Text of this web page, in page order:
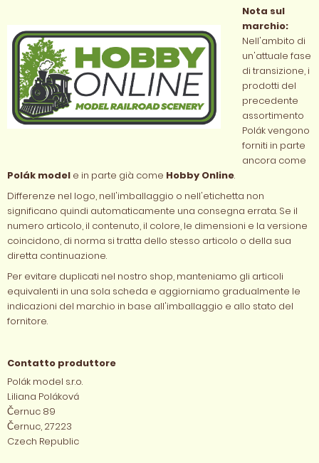
Nota sul
marchio:
Nell'ambito di
un'attuale fase
di transizione, i
prodotti del
precedente
assortimento
Polák vengono
forniti in parte
ancora come
Polák model e in parte già come Hobby Online.
Differenze nel logo, nell'imballaggio o nell'etichetta non
significano quindi automaticamente una consegna errata. Se il
numero articolo, il contenuto, il colore, le dimensioni e la versione
coincidono, di norma si tratta dello stesso articolo o della sua
diretta continuazione.
Per evitare duplicati nel nostro shop, manteniamo gli articoli
equivalenti in una sola scheda e aggiorniamo gradualmente le
indicazioni del marchio in base all'imballaggio e allo stato del
fornitore.
Contatto produttore
Polák model s.r.o.
Liliana Poláková
Černuc 89
Černuc, 27223
Czech Republic